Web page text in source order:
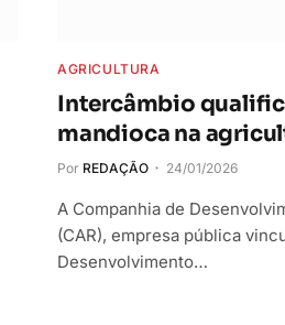
AGRICULTURA
Intercâmbio
mandioca na
Por REDAÇÃO 24/01/2026
A Companhia de
(CAR), empresa pública
Desenvolvimento…